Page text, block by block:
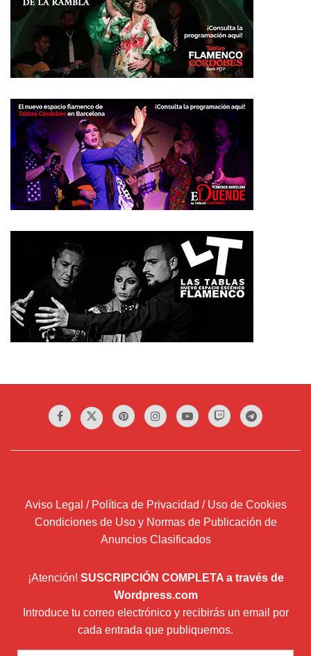
Aviso Legal / Política de Privacidad / Uso de Cookies
Condiciones de Uso y Normas de Publicación de
Anuncios Clasificados
¡Atención! SUSCRIPCIÓN COMPLETA a través de
Wordpress.com
Introduce tu correo electrónico y recibirás un email por
cada entrada que publiquemos.